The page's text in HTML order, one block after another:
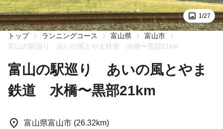
1/27
トップ ランニングコース 富山県
富山市
富山の駅巡り あいの風とやま鉄道 水橋〜黒部21km
富山の駅巡り あいの風とやま
鉄道 水橋〜黒部21km
富山県富山市 (26.32km)